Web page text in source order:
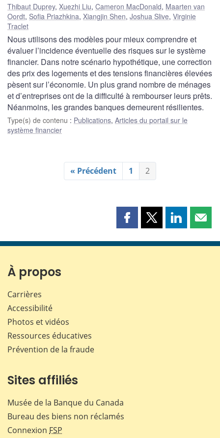
Thibaut Duprey, Xuezhi Liu, Cameron MacDonald, Maarten van
Oordt, Sofia Priazhkina, Xiangjin Shen, Joshua Slive, Virginie
Traclet
Nous utilisons des modèles pour mieux comprendre et
évaluer l’incidence éventuelle des risques sur le système
financier. Dans notre scénario hypothétique, une correction
des prix des logements et des tensions financières élevées
pèsent sur l’économie. Un plus grand nombre de ménages
et d’entreprises ont de la difficulté à rembourser leurs prêts.
Néanmoins, les grandes banques demeurent résilientes.
Type(s) de contenu : Publications, Articles du portail sur le
système financier
« Précédent 1 2
Partager
page
Partager
page
Partager
page page
À propos
Carrières
Accessibilité
Photos et vidéos
Ressources éducatives
Prévention de la fraude
Sites affiliés
Musée de la Banque du Canada
Bureau des biens non réclamés
Connexion FSP